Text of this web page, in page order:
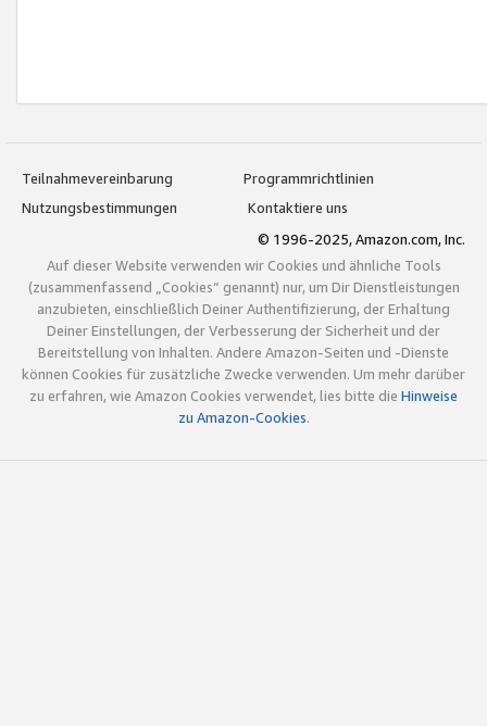
Teilnahmevereinbarung
Programmrichtlinien
Nutzungsbestimmungen
Kontaktiere uns
© 1996-2025, Amazon.com, Inc.
Auf dieser Website verwenden wir Cookies und ähnliche Tools
(zusammenfassend „Cookies“ genannt) nur, um Dir Dienstleistungen
anzubieten, einschließlich Deiner Authentifizierung, der Erhaltung
Deiner Einstellungen, der Verbesserung der Sicherheit und der
Bereitstellung von Inhalten. Andere Amazon-Seiten und -Dienste
können Cookies für zusätzliche Zwecke verwenden. Um mehr darüber
zu erfahren, wie Amazon Cookies verwendet, lies bitte die Hinweise
zu Amazon-Cookies.